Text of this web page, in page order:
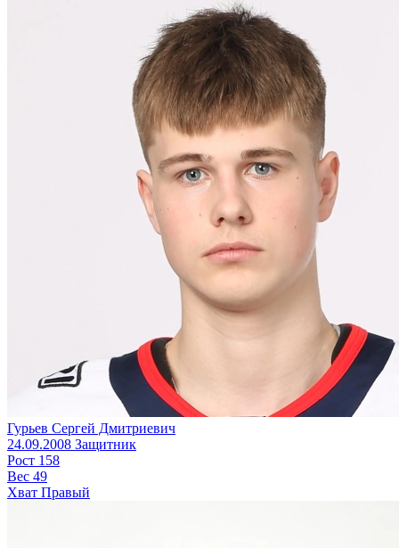
Гурьев Сергей Дмитриевич
24.09.2008 Защитник
Рост 158
Вес 49
Хват Правый